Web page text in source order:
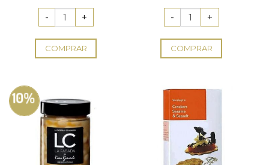
era:
6,60 €.
COMPRAR COMPRAR
10%